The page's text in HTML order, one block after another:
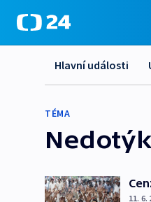
Hlavní události
TÉMA
11. 6.